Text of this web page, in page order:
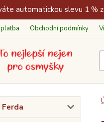
automatickou slevu 1 %
Obchodní podmínky
Ferda